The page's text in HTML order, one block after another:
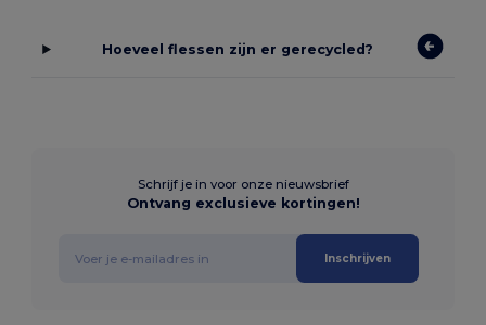
Hoeveel flessen zijn er gerecycled?
Schrijf je in voor onze nieuwsbrief
Ontvang exclusieve kortingen!
Inschrijven